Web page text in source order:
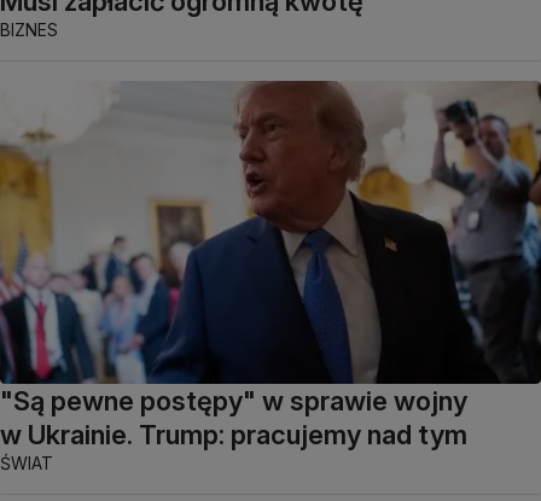
BIZNES
"Są pewne postępy" w sprawie wojny
w Ukrainie. Trump: pracujemy nad tym
ŚWIAT